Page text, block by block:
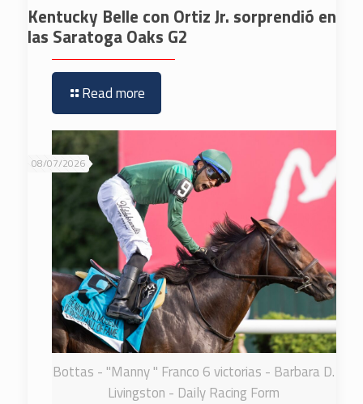
Kentucky Belle con Ortiz Jr. sorprendió en
las Saratoga Oaks G2
Read more
Bottas - "Manny " Franco 6 victorias - Barbara D.
Livingston - Daily Racing Form
08/07/2026